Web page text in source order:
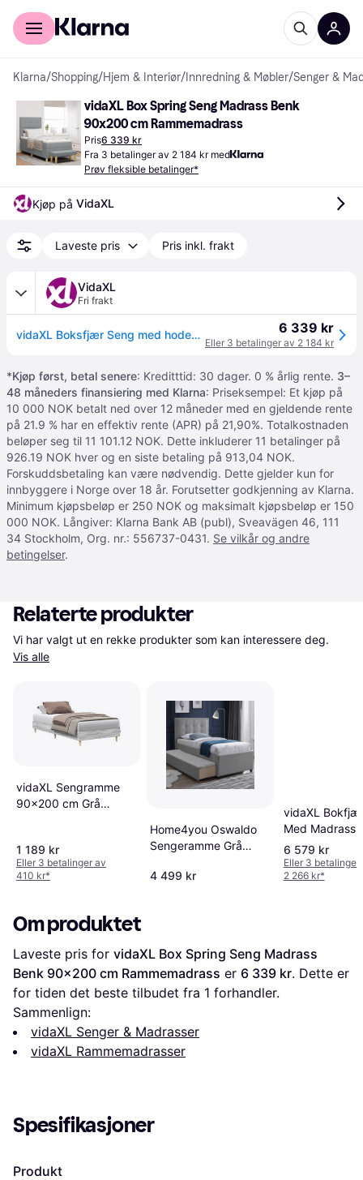
For kunder
Klarna/Shopping/Hjem & Interiør/ Innredning & Møbler/Senger &
vidaXL Box Spring Seng Madrass Benk
90x200 cm Rammemadrass
Pris6 339 kr
Fra 3 betalinger av 2 184 kr med
Prøv fleksible betalinger*
Kjøp på VidaXL
Laveste pris Pris inkl. frakt
VidaXL
Fri frakt
vidaXL Boksfjær Seng med hodegjerde Lysegrå 200 x 90 cm stoff 6 339 kr
Eller 3 betalinger av 2 184 kr
*Kjøp først, betal senere: Kreditttid: 30 dager. 0 % årlig rente. 3–
48 måneders finansiering med Klarna: Priseksempel: Et kjøp på
10 000 NOK betalt ned over 12 måneder med en gjeldende rente
på 21.9 % har en effektiv rente (APR) på 21,90%. Totalkostnaden
beløper seg til 11 101.12 NOK. Dette inkluderer 11 betalinger på
926.19 NOK hver og en siste betaling på 913,04 NOK.
Forskuddsbetaling kan være nødvendig. Dette gjelder kun for
innbyggere i Norge over 18 år. Forutsetter godkjenning av Klarna.
Minimum kjøpsbeløp er 250 NOK og maksimalt kjøpsbeløp er 150
000 NOK. Långiver: Klarna Bank AB (publ), Sveavägen 46, 111
34 Stockholm, Org. nr.: 556737-0431. Se vilkår og andre
betingelser.
Relaterte produkter
Vis alle
vidaXL Sengramme
90x200 cm Grå
1 189 kr
Eller 3 betalinger av
410 kr*
Home4you Oswaldo
Sengeramme Grå
4 499 kr
vidaXL
Med Madrass
90x200 cm
6 579 kr
Eller 3 betalinger
2 266 kr*
Om produktet
Laveste pris for vidaXL Box Spring Seng Madrass
Benk 90x200 cm Rammemadrass er 6 339 kr. Dette er
for tiden det beste tilbudet fra 1 forhandler.
Sammenlign:
vidaXL Senger & Madrasser
vidaXL Rammemadrasser
Spesifikasjoner
Produkt